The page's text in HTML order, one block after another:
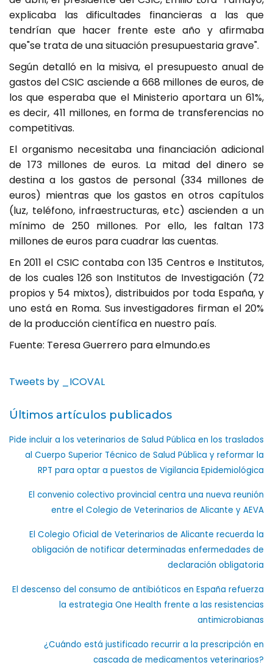
explicaba las dificultades financieras a las que
tendrían que hacer frente este año y afirmaba
que"se trata de una situación presupuestaria grave".
Según detalló en la misiva, el presupuesto anual de
gastos del CSIC asciende a 668 millones de euros, de
los que esperaba que el Ministerio aportara un 61%,
es decir, 411 millones, en forma de transferencias no
competitivas.
El organismo necesitaba una financiación adicional
de 173 millones de euros. La mitad del dinero se
destina a los gastos de personal (334 millones de
euros) mientras que los gastos en otros capítulos
(luz, teléfono, infraestructuras, etc) ascienden a un
mínimo de 250 millones. Por ello, les faltan 173
millones de euros para cuadrar las cuentas.
En 2011 el CSIC contaba con 135 Centros e Institutos,
de los cuales 126 son Institutos de Investigación (72
propios y 54 mixtos), distribuidos por toda España, y
uno está en Roma. Sus investigadores firman el 20%
de la producción científica en nuestro país.
Fuente: Teresa Guerrero para elmundo.es
Tweets by _ICOVAL
Últimos artículos publicados
Pide incluir a los veterinarios de Salud Pública en los traslados
al Cuerpo Superior Técnico de Salud Pública y reformar la
RPT para optar a puestos de Vigilancia Epidemiológica
El convenio colectivo provincial centra una nueva reunión
entre el Colegio de Veterinarios de Alicante y AEVA
El Colegio Oficial de Veterinarios de Alicante recuerda la
obligación de notificar determinadas enfermedades de
declaración obligatoria
El descenso del consumo de antibióticos en España refuerza
la estrategia One Health frente a las resistencias
antimicrobianas
¿Cuándo está justificado recurrir a la prescripción en
cascada de medicamentos veterinarios?